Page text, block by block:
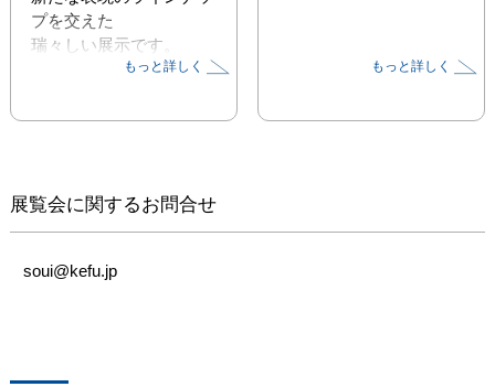
プを交えた
瑞々しい展示です。
どうぞ芽吹きの気配を感
お越しください。
もっと詳しく もっと詳しく
展覧会に関するお問合せ
soui@kefu.jp